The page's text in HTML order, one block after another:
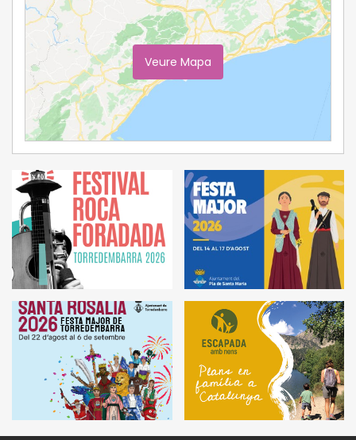
Veure Mapa